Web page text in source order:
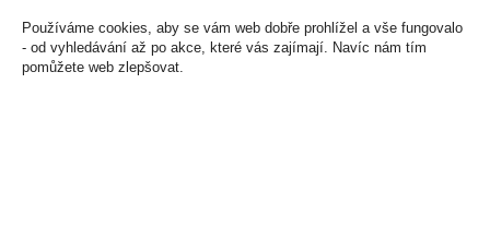
Používáme cookies, aby se vám web dobře prohlížel a vše fungovalo
- od vyhledávání až po akce, které vás zajímají. Navíc nám tím
pomůžete web zlepšovat.